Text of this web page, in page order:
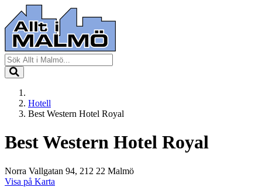
Hotell
Best Western Hotel Royal
Best Western Hotel Royal
Norra Vallgatan 94, 212 22 Malmö
Visa på Karta